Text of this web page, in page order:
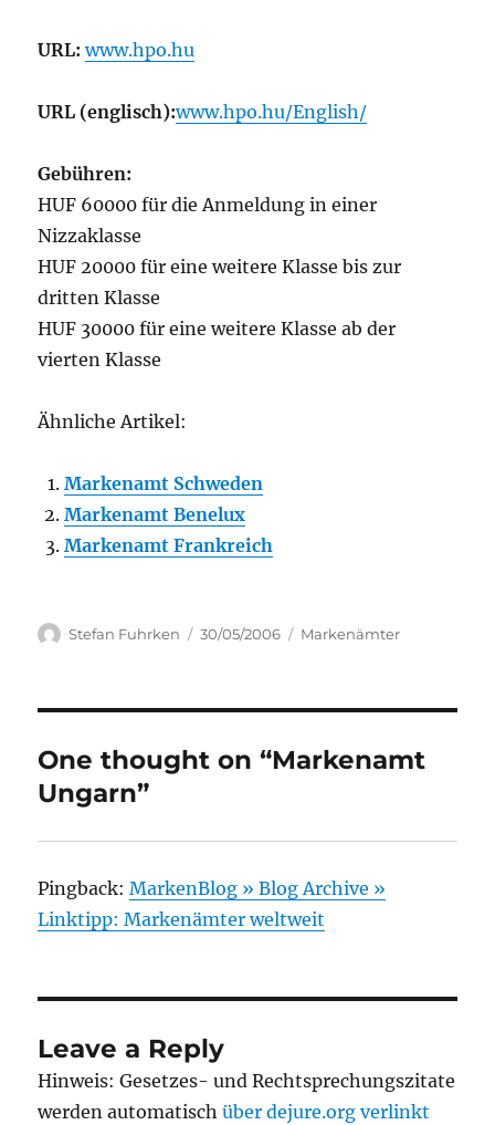
URL:www.hpo.hu
URL (englisch):www.hpo.hu/English/
Gebühren:
HUF 60000 für die Anmeldung in einer
Nizzaklasse
HUF 20000 für eine weitere Klasse bis zur
dritten Klasse
HUF 30000 für eine weitere Klasse ab der
vierten Klasse
Ähnliche Artikel:
Markenamt Schweden
Markenamt Benelux
Markenamt Frankreich
Author
Stefan Fuhrken
Posted
30/05/2006 Categories
Markenämter
One thought on “Markenamt
Ungarn”
Pingback:MarkenBlog » Blog Archive »
Linktipp: Markenämter weltweit
Leave a Reply
Hinweis: Gesetzes- und Rechtsprechungszitate
werden automatischüber dejure.org verlinkt